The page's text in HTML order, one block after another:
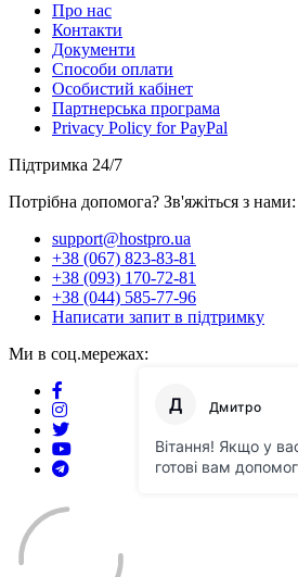
Про нас
Контакти
Документи
Способи оплати
Особистий кабінет
Партнерська програма
Privacy Policy for PayPal
Підтримка 24/7
Потрібна допомога? Зв'яжіться з нами:
support@hostpro.ua
+38 (067) 823-83-81
+38 (093) 170-72-81
+38 (044) 585-77-96
Написати запит в підтримку
Ми в соц.мережах: